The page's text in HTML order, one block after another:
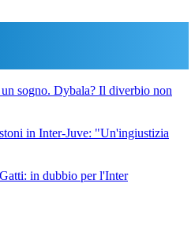
sogno. Dybala? Il diverbio non
in Inter-Juve: "Un'ingiustizia
in dubbio per l'Inter